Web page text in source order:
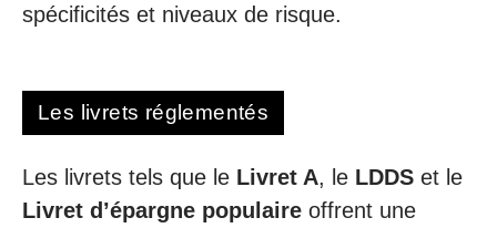
spécificités et niveaux de risque.
Les livrets réglementés
Les livrets tels que le Livret A, le LDDS et le
Livret d’épargne populaire offrent une